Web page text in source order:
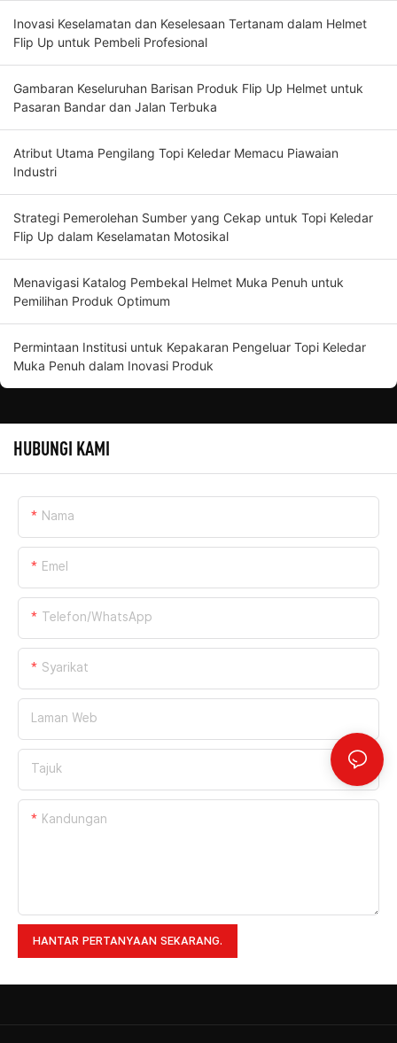
Inovasi Keselamatan dan Keselesaan Tertanam dalam Helmet
Flip Up untuk Pembeli Profesional
Gambaran Keseluruhan Barisan Produk Flip Up Helmet untuk
Pasaran Bandar dan Jalan Terbuka
Atribut Utama Pengilang Topi Keledar Memacu Piawaian
Industri
Strategi Pemerolehan Sumber yang Cekap untuk Topi Keledar
Flip Up dalam Keselamatan Motosikal
Menavigasi Katalog Pembekal Helmet Muka Penuh untuk
Pemilihan Produk Optimum
Permintaan Institusi untuk Kepakaran Pengeluar Topi Keledar
Muka Penuh dalam Inovasi Produk
HUBUNGI KAMI
Nama
Emel
Telefon/WhatsApp
Syarikat
Laman Web
Tajuk
Kandungan
HANTAR PERTANYAAN SEKARANG.